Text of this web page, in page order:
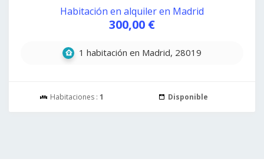
Habitación en alquiler en Madrid
300,00 €
1 habitación en Madrid, 28019
Habitaciones : 1 Disponible